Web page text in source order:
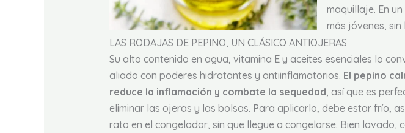
maquillaje. En
más jóvenes,
LAS RODAJAS DE PEPINO, UN CLÁSICO ANTIOJERAS
Su alto contenido en agua, vitamina E y aceites esenciales lo
aliado con poderes hidratantes y antiinflamatorios. El pepino
reduce la inflamación y combate la sequedad, así que es
eliminar las ojeras y las bolsas. Para aplicarlo, debe estar frío,
rato en el congelador, sin que llegue a congelarse. Bien lavado,